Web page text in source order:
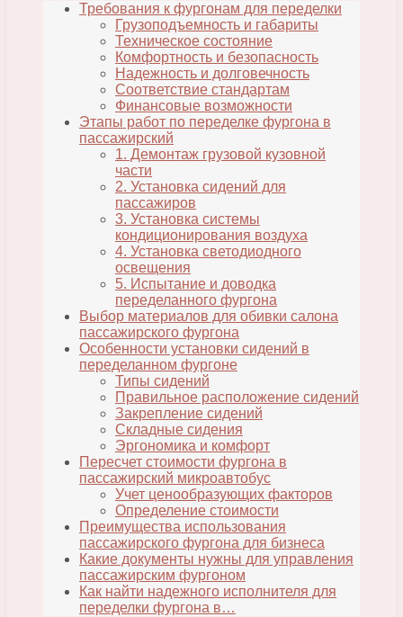
Требования к фургонам для переделки
Грузоподъемность и габариты
Техническое состояние
Комфортность и безопасность
Надежность и долговечность
Соответствие стандартам
Финансовые возможности
Этапы работ по переделке фургона в
пассажирский
1. Демонтаж грузовой кузовной
части
2. Установка сидений для
пассажиров
3. Установка системы
кондиционирования воздуха
4. Установка светодиодного
освещения
5. Испытание и доводка
переделанного фургона
Выбор материалов для обивки салона
пассажирского фургона
Особенности установки сидений в
переделанном фургоне
Типы сидений
Правильное расположение сидений
Закрепление сидений
Складные сидения
Эргономика и комфорт
Пересчет стоимости фургона в
пассажирский микроавтобус
Учет ценообразующих факторов
Определение стоимости
Преимущества использования
пассажирского фургона для бизнеса
Какие документы нужны для управления
пассажирским фургоном
Как найти надежного исполнителя для
переделки фургона в…